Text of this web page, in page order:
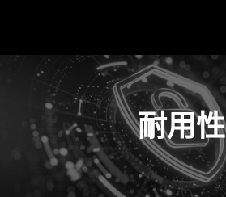
耐用性